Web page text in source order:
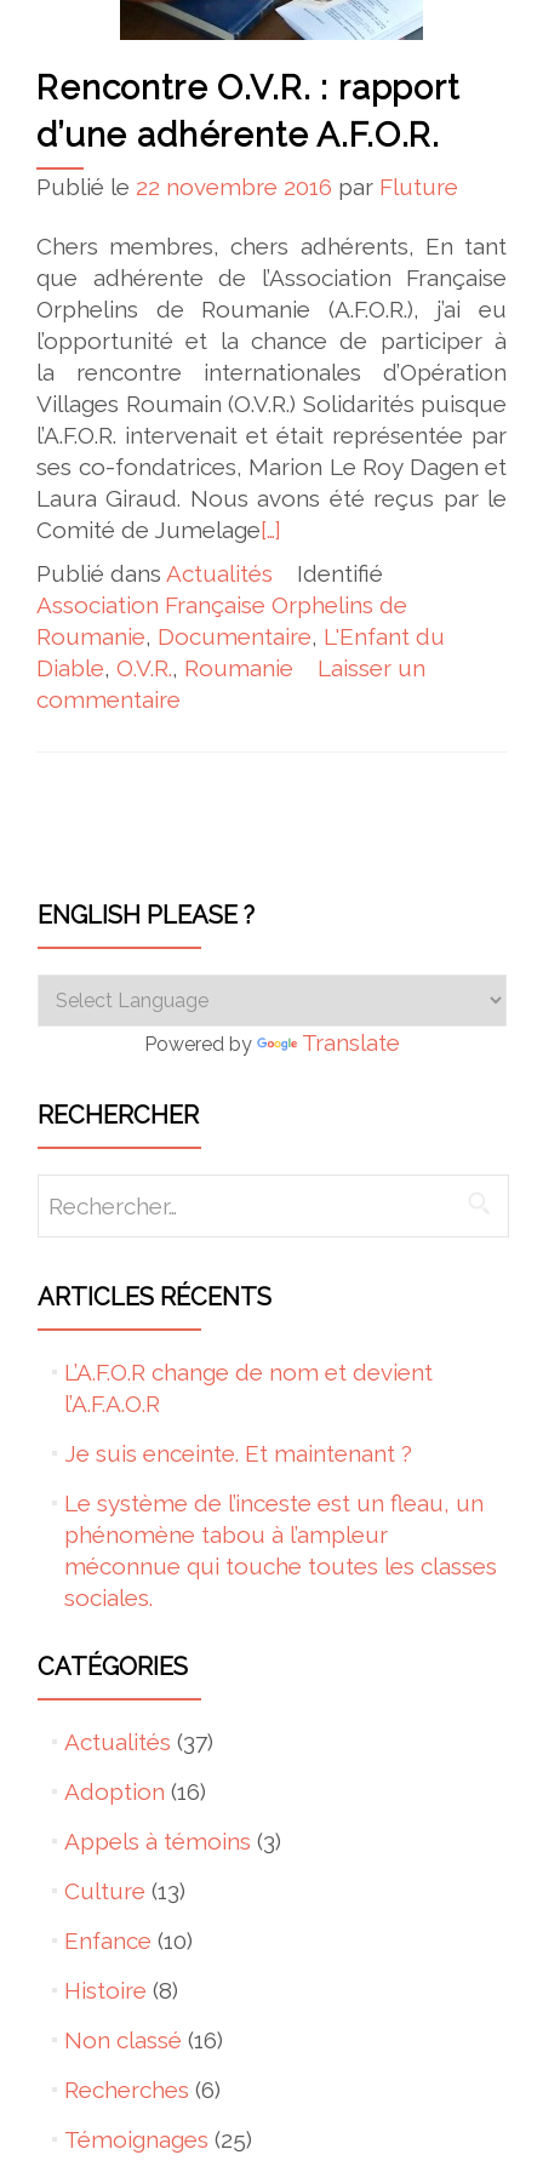
Rencontre O.V.R. : rapport
d’une adhérente A.F.O.R.
Publié le 22 novembre 2016 par Fluture
Chers membres, chers adhérents, En tant
que adhérente de l’Association Française
Orphelins de Roumanie (A.F.O.R.), j’ai eu
l’opportunité et la chance de participer à
la rencontre internationales d’Opération
Villages Roumain (O.V.R.) Solidarités puisque
l’A.F.O.R. intervenait et était représentée par
ses co-fondatrices, Marion Le Roy Dagen et
Laura Giraud. Nous avons été reçus par le
Comité de Jumelage[…]
Publié dans Actualités
Identifié
Association Française Orphelins de
Roumanie, Documentaire, L'Enfant du
Diable, O.V.R., Roumanie
Laisser un
commentaire
ENGLISH PLEASE ?
Powered by Translate
RECHERCHER
ARTICLES RÉCENTS
L’A.F.O.R change de nom et devient
l’A.F.A.O.R
Je suis enceinte. Et maintenant ?
Le système de l’inceste est un fleau, un
phénomène tabou à l’ampleur
méconnue qui touche toutes les classes
sociales.
CATÉGORIES
Actualités (37)
Adoption (16)
Appels à témoins (3)
Culture (13)
Enfance (10)
Histoire (8)
Non classé (16)
Recherches (6)
Témoignages (25)